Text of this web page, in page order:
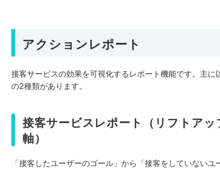
アクションレポート
接客サービスの効果を可視化するレポート機能です。主に
の2種類があります。
接客サービスレポート（リフトアッ
軸）
「接客したユーザーのゴール」から「接客をしていないユ